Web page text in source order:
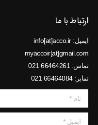
ارتباط با ما
ایمیل: info[at]acco.ir
myaccoir[at]gmail.com
تماس: 66464261 021
نمابر: 66464084 021
نام *
ایمیل *